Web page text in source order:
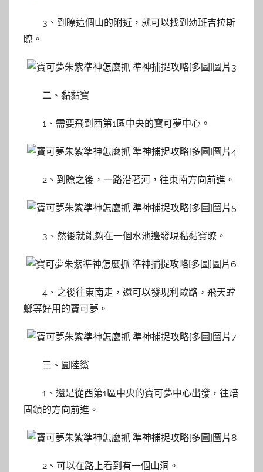
3、到瞭這個山的附近，就可以找到幼班吉拉斯
瞭。
二、黏黏寶
1、需要飛到西第1區中央的寶可夢中心。
2、到瞭之後，一路沿著河，往東南方向前進。
3、然後就能夠在一個水池邊發現黏黏寶瞭。
4、之後往東南走，還可以發現利歐路，飛天螳
螂等好用的寶可夢。
三、圓陸鯊
1、還是從西第1區中央的寶可夢中心出發，往焙
固鎮的方向前進。
2、可以在路上看到有一個山洞。